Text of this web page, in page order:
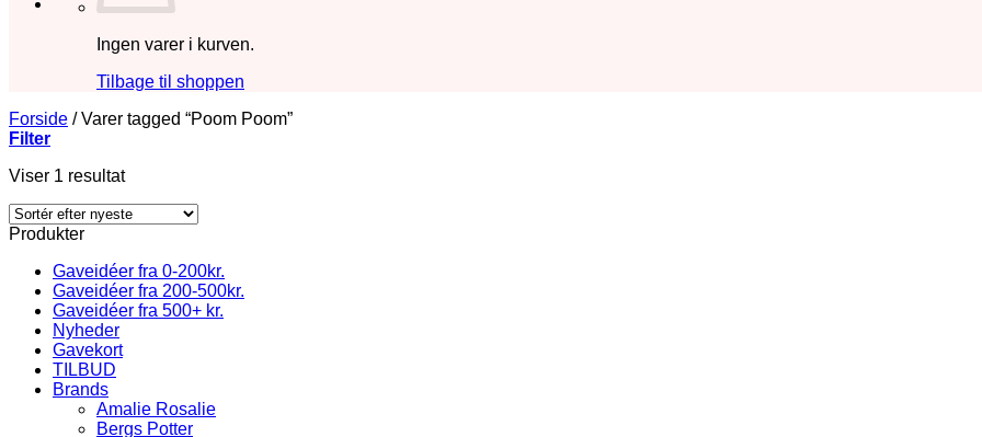
Ingen varer i kurven.
Tilbage til shoppen
Forside /Varer tagged “Poom Poom”
Filter
Viser 1 resultat
Produkter
Gaveidéer fra 0-200kr.
Gaveidéer fra 200-500kr.
Gaveidéer fra 500+ kr.
Nyheder
Gavekort
TILBUD
Brands
Amalie Rosalie
Bergs Potter